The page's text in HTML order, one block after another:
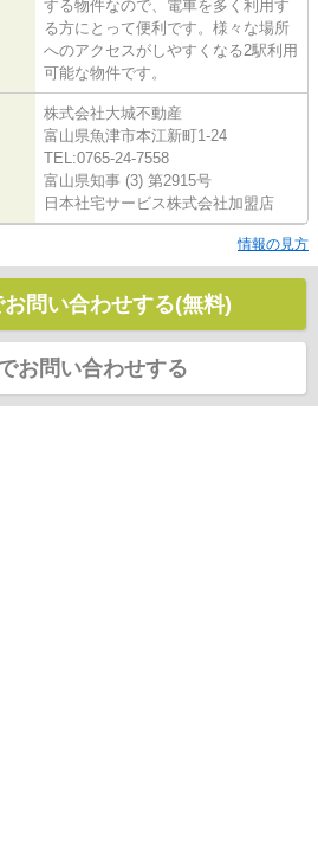
する物件なので、電車を多く利用す
る方にとって便利です。様々な場所
へのアクセスがしやすくなる2駅利用
可能な物件です。
株式会社大城不動産
富山県魚津市本江新町1-24
TEL:0765-24-7558
富山県知事 (3) 第2915号
日本社宅サービス株式会社加盟店
情報の見方
問い合わせする(無料)
お問い合わせする